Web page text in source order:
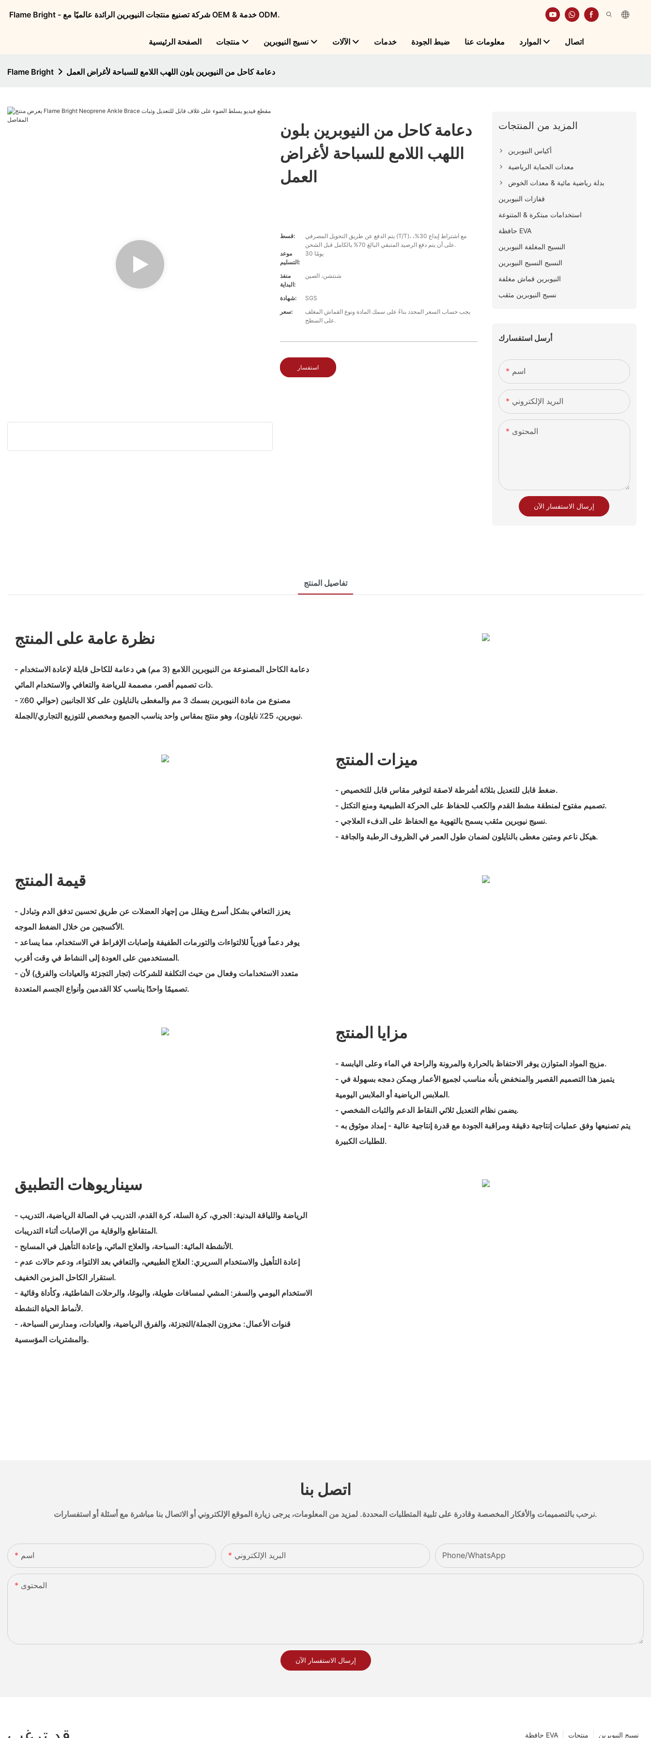
Flame Bright - شركة تصنيع منتجات النيوبرين الرائدة عالميًا مع OEM & خدمة ODM.
الصفحة الرئيسية منتجات نسيج النيوبرين الآلات خدمات ضبط الجودة معلومات عنا الموارد اتصال
Flame Bright دعامة كاحل من النيوبرين بلون اللهب اللامع للسباحة لأغراض العمل
دعامة كاحل من النيوبرين بلون
اللهب اللامع للسباحة لأغراض
العمل
قسط:
يتم الدفع عن طريق التحويل المصرفي (T/T)، مع اشتراط إيداع 30%،
على أن يتم دفع الرصيد المتبقي البالغ 70% بالكامل قبل الشحن.
موعد
التسليم:
30 يومًا
منفذ
البداية:
شنتشن، الصين
شهادة:
SGS
سعر:
يجب حساب السعر المحدد بناءً على سمك المادة ونوع القماش المغلف
على السطح.
استفسار
المزيد من المنتجات
أكياس النيوبرين
معدات الحماية الرياضية
بدلة رياضية مائية & معدات الخوض
قفازات النيوبرين
استخدامات مبتكرة & المتنوعة
حافظة EVA
النسيج المغلفة النيوبرين
النسيج النسيج النيوبرين
النيوبرين قماش مغلفة
نسيج النيوبرين مثقب
أرسل استفسارك
اسم
البريد الإلكتروني
المحتوى
إرسال الاستفسار الآن
تفاصيل المنتج
نظرة عامة على المنتج
- دعامة الكاحل المصنوعة من النيوبرين اللامع (3 مم) هي دعامة للكاحل قابلة لإعادة الاستخدام
ذات تصميم أقصر، مصممة للرياضة والتعافي والاستخدام المائي.
- مصنوع من مادة النيوبرين بسمك 3 مم والمغطى بالنايلون على كلا الجانبين (حوالي 60٪
نيوبرين، 25٪ نايلون)، وهو منتج بمقاس واحد يناسب الجميع ومخصص للتوزيع التجاري/الجملة.
ميزات المنتج
- ضغط قابل للتعديل بثلاثة أشرطة لاصقة لتوفير مقاس قابل للتخصيص.
- تصميم مفتوح لمنطقة مشط القدم والكعب للحفاظ على الحركة الطبيعية ومنع التكتل.
- نسيج نيوبرين مثقب يسمح بالتهوية مع الحفاظ على الدفء العلاجي.
- هيكل ناعم ومتين مغطى بالنايلون لضمان طول العمر في الظروف الرطبة والجافة.
قيمة المنتج
- يعزز التعافي بشكل أسرع ويقلل من إجهاد العضلات عن طريق تحسين تدفق الدم وتبادل
الأكسجين من خلال الضغط الموجه.
- يوفر دعماً فورياً للالتواءات والتورمات الطفيفة وإصابات الإفراط في الاستخدام، مما يساعد
المستخدمين على العودة إلى النشاط في وقت أقرب.
- متعدد الاستخدامات وفعال من حيث التكلفة للشركات (تجار التجزئة والعيادات والفرق) لأن
تصميمًا واحدًا يناسب كلا القدمين وأنواع الجسم المتعددة.
مزايا المنتج
- مزيج المواد المتوازن يوفر الاحتفاظ بالحرارة والمرونة والراحة في الماء وعلى اليابسة.
- يتميز هذا التصميم القصير والمنخفض بأنه مناسب لجميع الأعمار ويمكن دمجه بسهولة في
الملابس الرياضية أو الملابس اليومية.
- يضمن نظام التعديل ثلاثي النقاط الدعم والثبات الشخصي.
- يتم تصنيعها وفق عمليات إنتاجية دقيقة ومراقبة الجودة مع قدرة إنتاجية عالية - إمداد موثوق به
للطلبات الكبيرة.
سيناريوهات التطبيق
- الرياضة واللياقة البدنية: الجري، كرة السلة، كرة القدم، التدريب في الصالة الرياضية، التدريب
المتقاطع والوقاية من الإصابات أثناء التدريبات.
- الأنشطة المائية: السباحة، والعلاج المائي، وإعادة التأهيل في المسابح.
- إعادة التأهيل والاستخدام السريري: العلاج الطبيعي، والتعافي بعد الالتواء، ودعم حالات عدم
استقرار الكاحل المزمن الخفيف.
- الاستخدام اليومي والسفر: المشي لمسافات طويلة، واليوغا، والرحلات الشاطئية، وكأداة وقائية
لأنماط الحياة النشطة.
- قنوات الأعمال: مخزون الجملة/التجزئة، والفرق الرياضية، والعيادات، ومدارس السباحة،
والمشتريات المؤسسية.
اتصل بنا
نرحب بالتصميمات والأفكار المخصصة وقادرة على تلبية المتطلبات المحددة. لمزيد من المعلومات، يرجى زيارة الموقع الإلكتروني أو الاتصال بنا مباشرة مع أسئلة أو استفسارات.
اسم البريد الإلكتروني Phone/whatsApp
المحتوى
إرسال الاستفسار الآن
نسيج النيوبرين منتجات حافظة EVA